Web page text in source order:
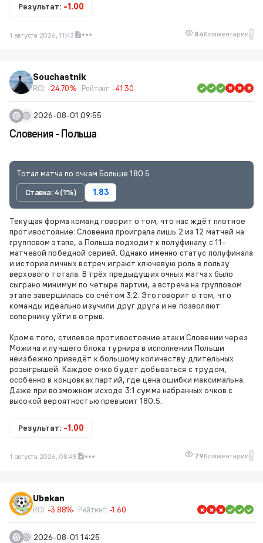
Результат: -1.00
1 августа 2026, 11:43 84Комментарии 1
Souchastnik
ROI: -24.70% Рейтинг: -41.30
2026-08-01 09:55
Словения - Польша
Тотал матча по очкам Больше 180.5
Ставка: 4 (1%)
1.83
Текущая форма команд говорит о том, что нас ждёт плотное
противостояние: Словения проиграла лишь 2 из 12 матчей на
групповом этапе, а Польша подходит к полуфиналу с 11-
матчевой победной серией. Однако именно статус полуфинала
и история личных встреч играют ключевую роль в пользу
верхового тотала. В трёх предыдущих очных матчах было
сыграно минимум по четыре партии, а встреча на групповом
этапе завершилась со счётом 3:2. Это говорит о том, что
команды идеально изучили друг друга и не позволяют
сопернику уйти в отрыв.
Кроме того, стилевое противостояние атаки Словении через
Можича и лучшего блока турнира в исполнении Польши
неизбежно приведёт к большому количеству длительных
розыгрышей. Каждое очко будет добываться с трудом,
особенно в концовках партий, где цена ошибки максимальна.
Даже при возможном исходе 3:1 сумма набранных очков с
высокой вероятностью превысит 180.5.
Результат: -1.00
1 августа 2026, 08:48 79Комментарии 1
Ubekan
ROI: -3.88% Рейтинг: -1.60
2026-08-01 14:25